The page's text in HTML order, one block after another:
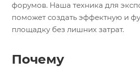
форумов. Наша техника для
поможет создать эффектную и
площадку без лишних затрат.
Почему